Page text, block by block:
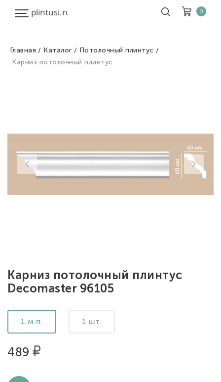
Корзина
0
Главная Каталог
Потолочный плинтус
Карниз потолочный плинтус
Карниз потолочный плинтус
Decomaster 96105
1 м.п. 1 шт.
489